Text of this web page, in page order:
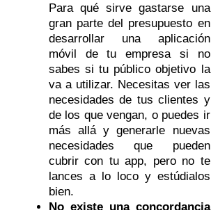
Para qué sirve gastarse una
gran parte del presupuesto en
desarrollar una aplicación
móvil de tu empresa si no
sabes si tu público objetivo la
va a utilizar. Necesitas ver las
necesidades de tus clientes y
de los que vengan, o puedes ir
más allá y generarle nuevas
necesidades que pueden
cubrir con tu app, pero no te
lances a lo loco y estúdialos
bien.
No existe una concordancia